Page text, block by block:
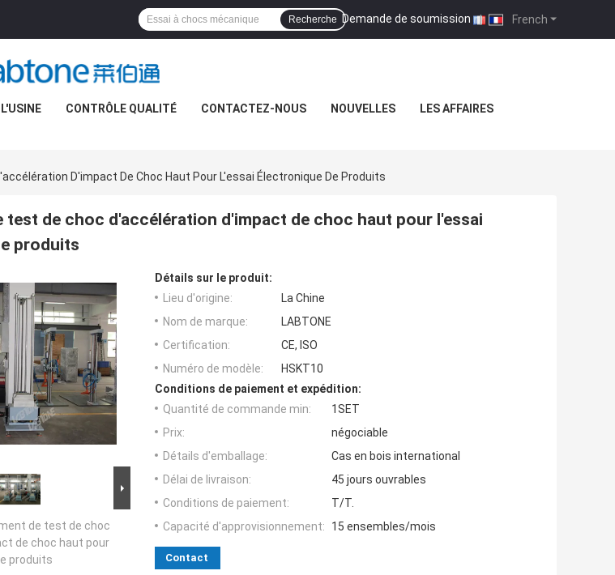
French
Demande de soumission |
Recherche
CONTRÔLE QUALITÉ CONTACTEZ-NOUS NOUVELLES LES AFFAIRES
D'impact De Choc Haut Pour L'essai Électronique De Produits
test de choc d'accélération d'impact de choc haut pour l'essai
produits
de test de choc
de choc haut pour
produits
Détails sur le produit:
Lieu d'origine:
La Chine
Nom de marque:
LABTONE
Certification:
CE, ISO
Numéro de modèle:
HSKT10
Conditions de paiement et expédition:
Quantité de commande min:
1SET
Prix:
négociable
Détails d'emballage:
Cas en bois international
Délai de livraison:
45 jours ouvrables
Conditions de paiement:
T/T.
Capacité d'approvisionnement:
15 ensembles/mois
Contact